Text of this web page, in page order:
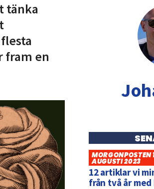
tänka
fram en
MORGONPOSTEN
AUGUSTI 2023
12 artiklar vi
från två år